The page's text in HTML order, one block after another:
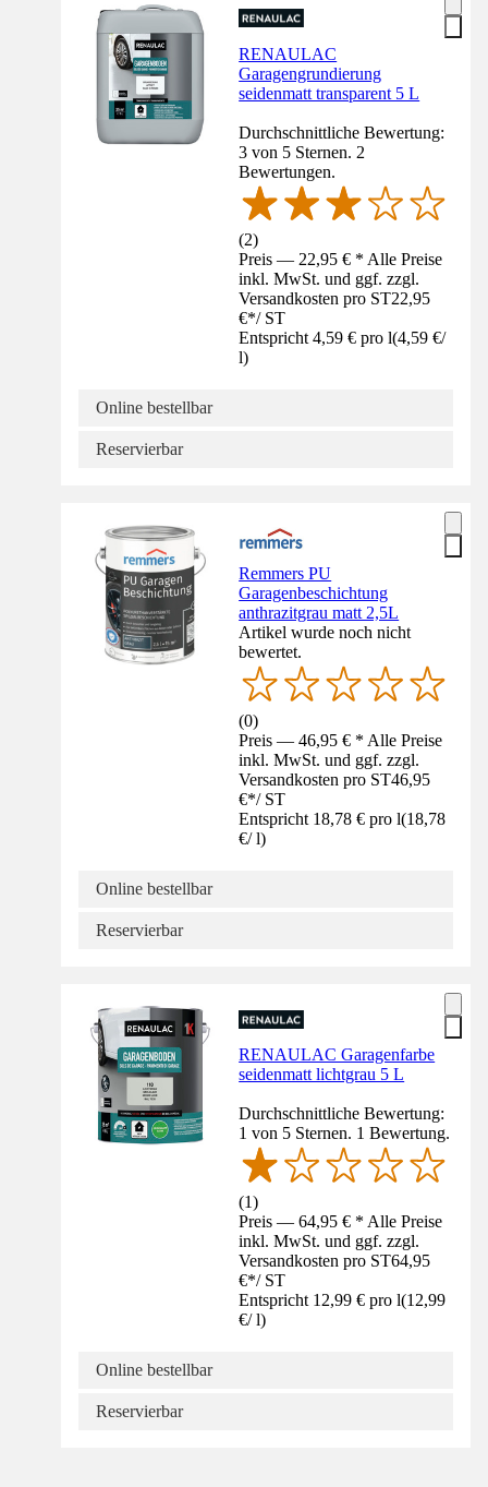
RENAULAC
Garagengrundierung
seidenmatt transparent 5 L
Durchschnittliche Bewertung:
3 von 5 Sternen. 2
Bewertungen.
(2)
Preis — 22,95 € * Alle Preise
inkl. MwSt. und ggf. zzgl.
Versandkosten pro ST22,95
€*/ ST
Entspricht 4,59 € pro l(4,59 €/
l)
Online bestellbar
Reservierbar
Remmers PU
Garagenbeschichtung
anthrazitgrau matt 2,5L
Artikel wurde noch nicht
bewertet.
(0)
Preis — 46,95 € * Alle Preise
inkl. MwSt. und ggf. zzgl.
Versandkosten pro ST46,95
€*/ ST
Entspricht 18,78 € pro l(18,78
€/ l)
Online bestellbar
Reservierbar
RENAULAC Garagenfarbe
seidenmatt lichtgrau 5 L
Durchschnittliche Bewertung:
1 von 5 Sternen. 1 Bewertung.
(1)
Preis — 64,95 € * Alle Preise
inkl. MwSt. und ggf. zzgl.
Versandkosten pro ST64,95
€*/ ST
Entspricht 12,99 € pro l(12,99
€/ l)
Online bestellbar
Reservierbar